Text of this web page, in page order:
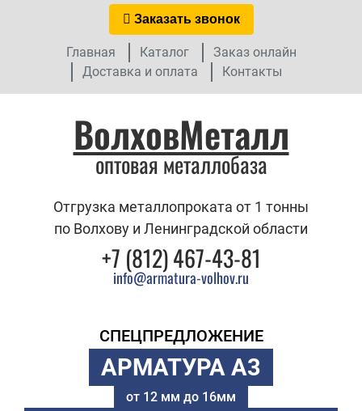
Заказать звонок
Главная Каталог
Заказ онлайн
Доставка и оплата
Контакты
ВолховМеталл
оптовая металлобаза
Отгрузка металлопроката от 1 тонны
по Волхову и Ленинградской области
+7 (812) 467-43-81
info@armatura-volhov.ru
СПЕЦПРЕДЛОЖЕНИЕ
АРМАТУРА А3
от 12 мм до 16мм